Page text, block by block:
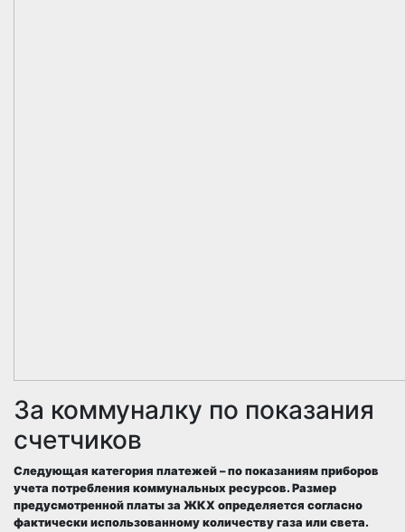
За коммуналку по показания
счетчиков
Следующая категория платежей – по показаниям приборов
учета потребления коммунальных ресурсов. Размер
предусмотренной платы за ЖКХ определяется согласно
фактически использованному количеству газа или света.